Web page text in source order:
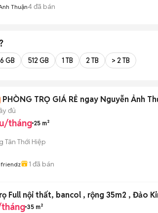
Thuận4đã bán
GB 512 GB 1 TB 2 TB > 2 TB
PHÒNG TRỌ GIÁ RẺ ngay Nguyễn Ảnh
đủ
tháng 25 m²
Tân Thới Hiệp
1 đã bán
Full nội thất, bancol , rộng 35m2 , Đảo
35 m²